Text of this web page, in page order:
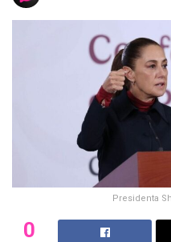
Presidenta
0